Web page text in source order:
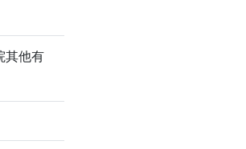
其他有